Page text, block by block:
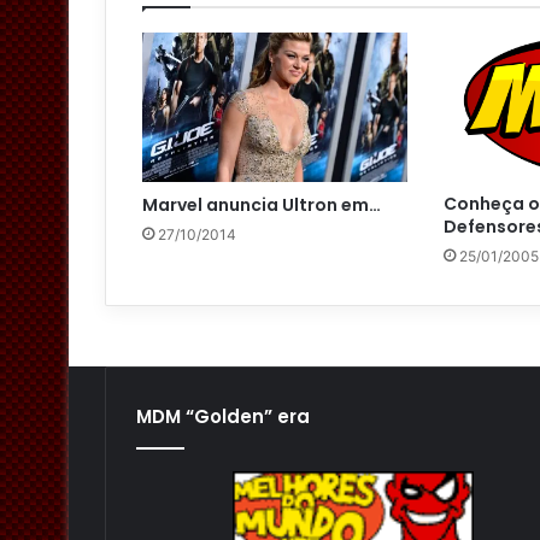
Marvel anuncia Ultron em…
27/10/2014
Conheça
25/01/2005
MDM “Golden” era